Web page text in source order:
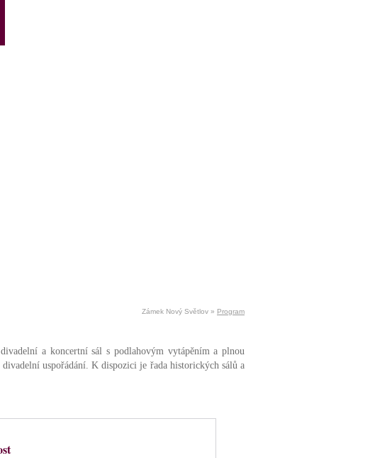
Program
Zámek Nový Světlov »
a koncertní sál s podlahovým vytápěním a plnou
uspořádání. K dispozici je řada historických sálů a